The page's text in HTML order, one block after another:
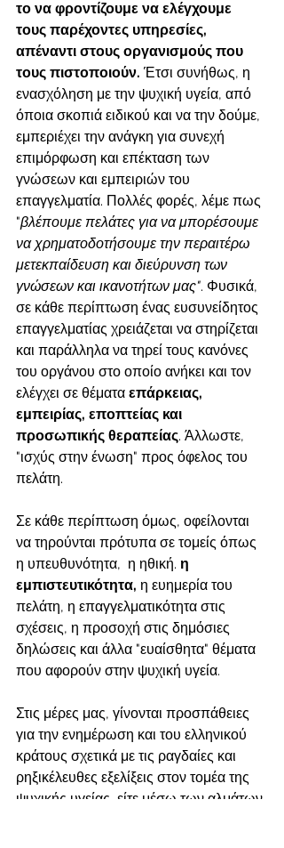
το να φροντίζουμε να ελέγχουμε
τους παρέχοντες υπηρεσίες,
απέναντι στους οργανισμούς που
τους πιστοποιούν. Έτσι συνήθως, η
ενασχόληση με την ψυχική υγεία, από
όποια σκοπιά ειδικού και να την δούμε,
εμπεριέχει την ανάγκη για συνεχή
επιμόρφωση και επέκταση των
γνώσεων και εμπειριών του
επαγγελματία. Πολλές φορές, λέμε πως
"βλέπουμε πελάτες για να μπορέσουμε
να χρηματοδοτήσουμε την περαιτέρω
μετεκπαίδευση και διεύρυνση των
γνώσεων και ικανοτήτων μας". Φυσικά,
σε κάθε περίπτωση ένας ευσυνείδητος
επαγγελματίας χρειάζεται να στηρίζεται
και παράλληλα να τηρεί τους κανόνες
του οργάνου στο οποίο ανήκει και τον
ελέγχει σε θέματα επάρκειας,
εμπειρίας, εποπτείας και
προσωπικής θεραπείας. Άλλωστε,
"ισχύς στην ένωση" προς όφελος του
πελάτη.
Σε κάθε περίπτωση όμως, οφείλονται
να τηρούνται πρότυπα σε τομείς όπως
η υπευθυνότητα,  η ηθική. η
εμπιστευτικότητα, η ευημερία του
πελάτη, η επαγγελματικότητα στις
σχέσεις, η προσοχή στις δημόσιες
δηλώσεις και άλλα "ευαίσθητα" θέματα
που αφορούν στην ψυχική υγεία.
Στις μέρες μας, γίνονται προσπάθειες
για την ενημέρωση και του ελληνικού
κράτους σχετικά με τις ραγδαίες και
ρηξικέλευθες εξελίξεις στον τομέα της
ψυχικής υγείας, είτε μέσω των αλμάτων